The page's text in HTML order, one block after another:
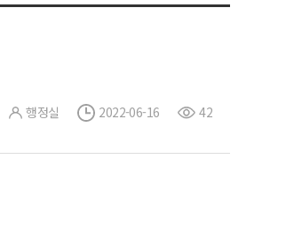
행정실 2022-06-16 42